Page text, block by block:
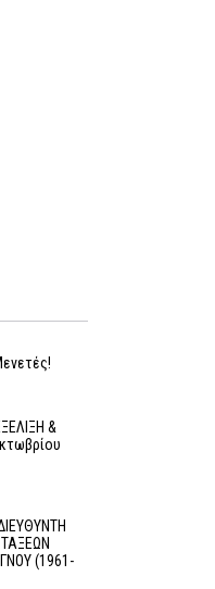
&
(1961-